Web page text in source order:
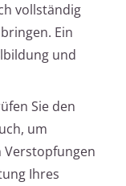
vollständig
Ein
und
Sie den
um
Verstopfungen
Ihres